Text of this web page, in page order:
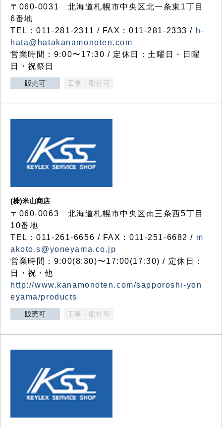
〒060-0031 北海道札幌市中央区北一条東1丁目
6番地
TEL：011-281-2311 / FAX：011-281-2333 / h-
hata@hatakanamonoten.com
営業時間：9:00〜17:30 / 定休日：土曜日・日曜
日・祝祭日
販売可 工事・取付可
(株)米山商店
〒060-0063 北海道札幌市中央区南三条西5丁目
10番地
TEL：011-261-6656 / FAX：011-251-6682 / m
akoto.s@yoneyama.co.jp
営業時間：9:00(8:30)〜17:00(17:30) / 定休日：
日・祝・他
http://www.kanamonoten.com/sapporoshi-yon
eyama/products
販売可 工事・取付可